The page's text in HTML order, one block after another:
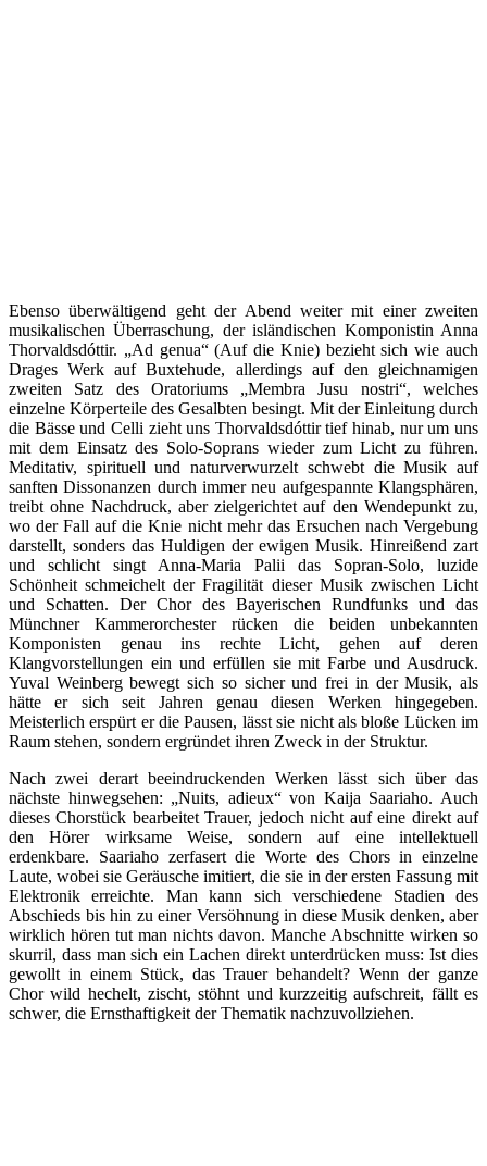
Ebenso überwältigend geht der Abend weiter mit einer zweiten
musikalischen Überraschung, der isländischen Komponistin Anna
Thorvaldsdóttir. „Ad genua“ (Auf die Knie) bezieht sich wie auch
Drages Werk auf Buxtehude, allerdings auf den gleichnamigen
zweiten Satz des Oratoriums „Membra Jusu nostri“, welches
einzelne Körperteile des Gesalbten besingt. Mit der Einleitung durch
die Bässe und Celli zieht uns Thorvaldsdóttir tief hinab, nur um uns
mit dem Einsatz des Solo-Soprans wieder zum Licht zu führen.
Meditativ, spirituell und naturverwurzelt schwebt die Musik auf
sanften Dissonanzen durch immer neu aufgespannte Klangsphären,
treibt ohne Nachdruck, aber zielgerichtet auf den Wendepunkt zu,
wo der Fall auf die Knie nicht mehr das Ersuchen nach Vergebung
darstellt, sonders das Huldigen der ewigen Musik. Hinreißend zart
und schlicht singt Anna-Maria Palii das Sopran-Solo, luzide
Schönheit schmeichelt der Fragilität dieser Musik zwischen Licht
und Schatten. Der Chor des Bayerischen Rundfunks und das
Münchner Kammerorchester rücken die beiden unbekannten
Komponisten genau ins rechte Licht, gehen auf deren
Klangvorstellungen ein und erfüllen sie mit Farbe und Ausdruck.
Yuval Weinberg bewegt sich so sicher und frei in der Musik, als
hätte er sich seit Jahren genau diesen Werken hingegeben.
Meisterlich erspürt er die Pausen, lässt sie nicht als bloße Lücken im
Raum stehen, sondern ergründet ihren Zweck in der Struktur.
Nach zwei derart beeindruckenden Werken lässt sich über das
nächste hinwegsehen: „Nuits, adieux“ von Kaija Saariaho. Auch
dieses Chorstück bearbeitet Trauer, jedoch nicht auf eine direkt auf
den Hörer wirksame Weise, sondern auf eine intellektuell
erdenkbare. Saariaho zerfasert die Worte des Chors in einzelne
Laute, wobei sie Geräusche imitiert, die sie in der ersten Fassung mit
Elektronik erreichte. Man kann sich verschiedene Stadien des
Abschieds bis hin zu einer Versöhnung in diese Musik denken, aber
wirklich hören tut man nichts davon. Manche Abschnitte wirken so
skurril, dass man sich ein Lachen direkt unterdrücken muss: Ist dies
gewollt in einem Stück, das Trauer behandelt? Wenn der ganze
Chor wild hechelt, zischt, stöhnt und kurzzeitig aufschreit, fällt es
schwer, die Ernsthaftigkeit der Thematik nachzuvollziehen.